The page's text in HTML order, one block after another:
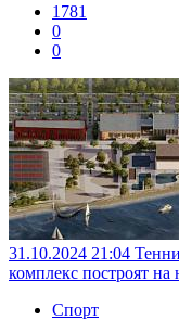
1781
0
0
31.10.2024 21:04
комплекс построят
Спорт